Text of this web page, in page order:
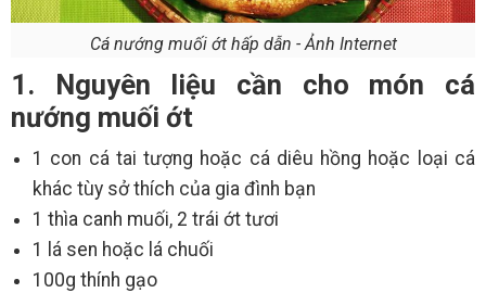
Cá nướng muối ớt hấp dẫn - Ảnh Internet
1. Nguyên liệu cần cho món cá
nướng muối ớt
1 con cá tai tượng hoặc cá diêu hồng hoặc loại cá
khác tùy sở thích của gia đình bạn
1 thìa canh muối, 2 trái ớt tươi
1 lá sen hoặc lá chuối
100g thính gạo